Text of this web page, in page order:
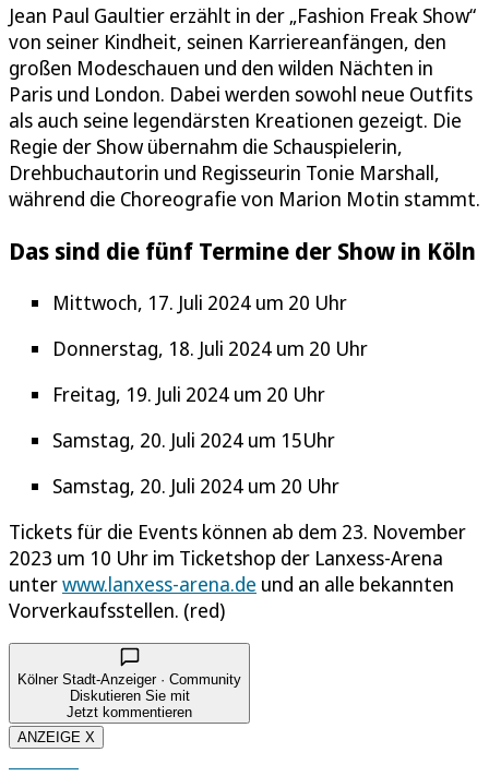
Jean Paul Gaultier erzählt in der „Fashion Freak Show“
von seiner Kindheit, seinen Karriereanfängen, den
großen Modeschauen und den wilden Nächten in
Paris und London. Dabei werden sowohl neue Outfits
als auch seine legendärsten Kreationen gezeigt. Die
Regie der Show übernahm die Schauspielerin,
Drehbuchautorin und Regisseurin Tonie Marshall,
während die Choreografie von Marion Motin stammt.
Das sind die fünf Termine der Show in Köln
Mittwoch, 17. Juli 2024 um 20 Uhr
Donnerstag, 18. Juli 2024 um 20 Uhr
Freitag, 19. Juli 2024 um 20 Uhr
Samstag, 20. Juli 2024 um 15Uhr
Samstag, 20. Juli 2024 um 20 Uhr
Tickets für die Events können ab dem 23. November
2023 um 10 Uhr im Ticketshop der Lanxess-Arena
unterwww.lanxess-arena.de und an alle bekannten
Vorverkaufsstellen. (red)
Kölner Stadt-Anzeiger · Community
Diskutieren Sie mit
Jetzt kommentieren
ANZEIGE X